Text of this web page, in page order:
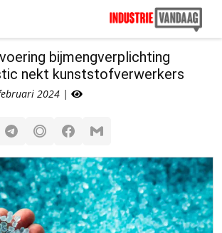
bijmengverplichting
nekt kunststofverwerkers
2024 |